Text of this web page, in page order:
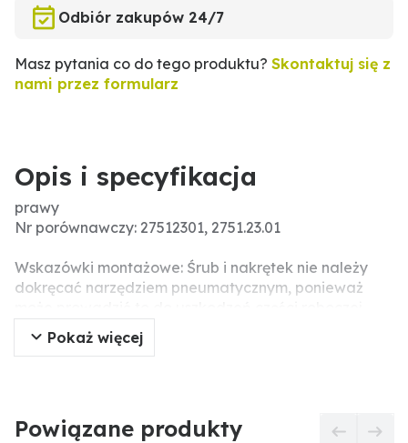
Odbiór zakupów 24/7
Masz pytania co do tego produktu? Skontaktuj się z
nami przez formularz
Opis i specyfikacja
prawy
Nr porównawczy: 27512301, 2751.23.01
Wskazówki montażowe: Śrub i nakrętek nie należy
dokręcać narzędziem pneumatycznym, ponieważ
(pęknięcia związane z napięciem).
Pokaż więcej
Powiązane produkty